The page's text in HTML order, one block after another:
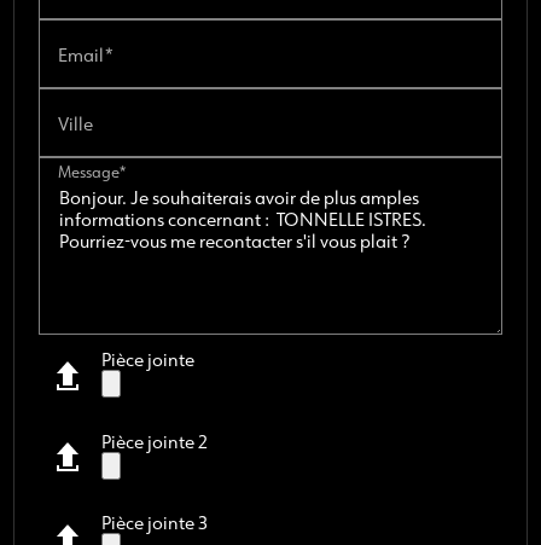
Email*
Ville
Message*
Pièce jointe
Pièce jointe 2
Pièce jointe 3